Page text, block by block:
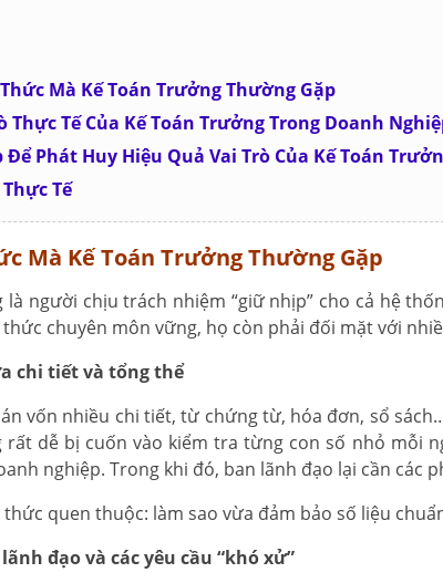
Mà Kế Toán Trưởng Thường Gặp
Thực Tế Của Kế Toán Trưởng Trong Doanh
Để Phát Huy Hiệu Quả Vai Trò Của Kế Toán
Tế
Mà Kế Toán Trưởng Thường Gặp
người chịu trách nhiệm “giữ nhịp” cho cả hệ
thức chuyên môn vững, họ còn phải đối mặt với
chi tiết và tổng thể
vốn nhiều chi tiết, từ chứng từ, hóa đơn, sổ
dễ bị cuốn vào kiểm tra từng con số nhỏ mỗi
nghiệp. Trong khi đó, ban lãnh đạo lại cần các
quen thuộc: làm sao vừa đảm bảo số liệu
đạo và các yêu cầu “khó xử”